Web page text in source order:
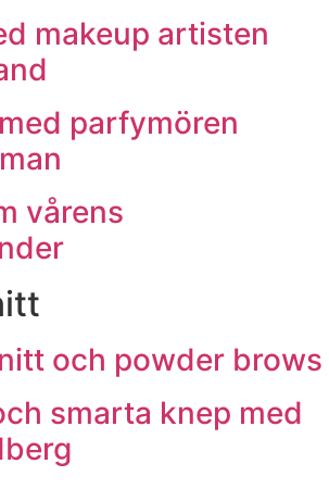
makeup artisten
parfymören
vårens
och powder brows
smarta knep med